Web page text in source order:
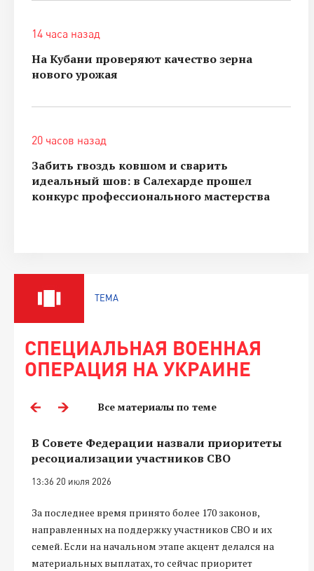
14 часа назад
На Кубани проверяют качество зерна
нового урожая
20 часов назад
Забить гвоздь ковшом и сварить
идеальный шов: в Салехарде прошел
конкурс профессионального мастерства
ТЕМА
СПЕЦИАЛЬНАЯ ВОЕННАЯ
ОПЕРАЦИЯ НА УКРАИНЕ
Все материалы по теме
В Совете Федерации назвали приоритеты
ресоциализации участников СВО
13:36 20 июля 2026
За последнее время принято более 170 законов,
направленных на поддержку участников СВО и их
семей. Если на начальном этапе акцент делался на
материальных выплатах, то сейчас приоритет